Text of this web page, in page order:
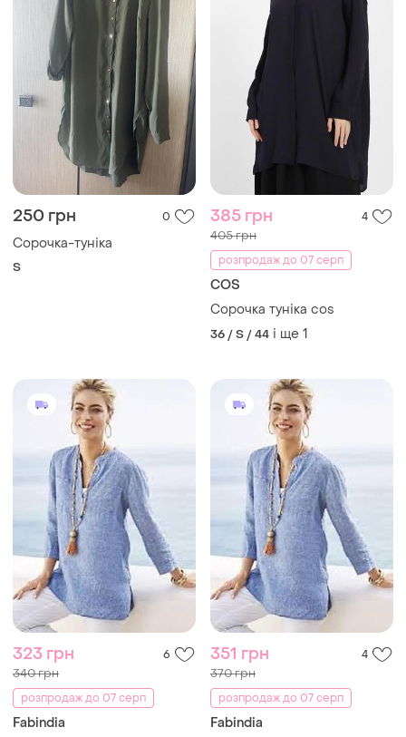
250 грн 0
Сорочка-туніка
S
385 грн 4
405 грн
розпродаж до 07 серп
COS
Сорочка туніка cos
36 / S / 44 і ще 1
323 грн 6
340 грн
розпродаж до 07 серп
Fabindia
351 грн 4
370 грн
розпродаж до 07 серп
Fabindia